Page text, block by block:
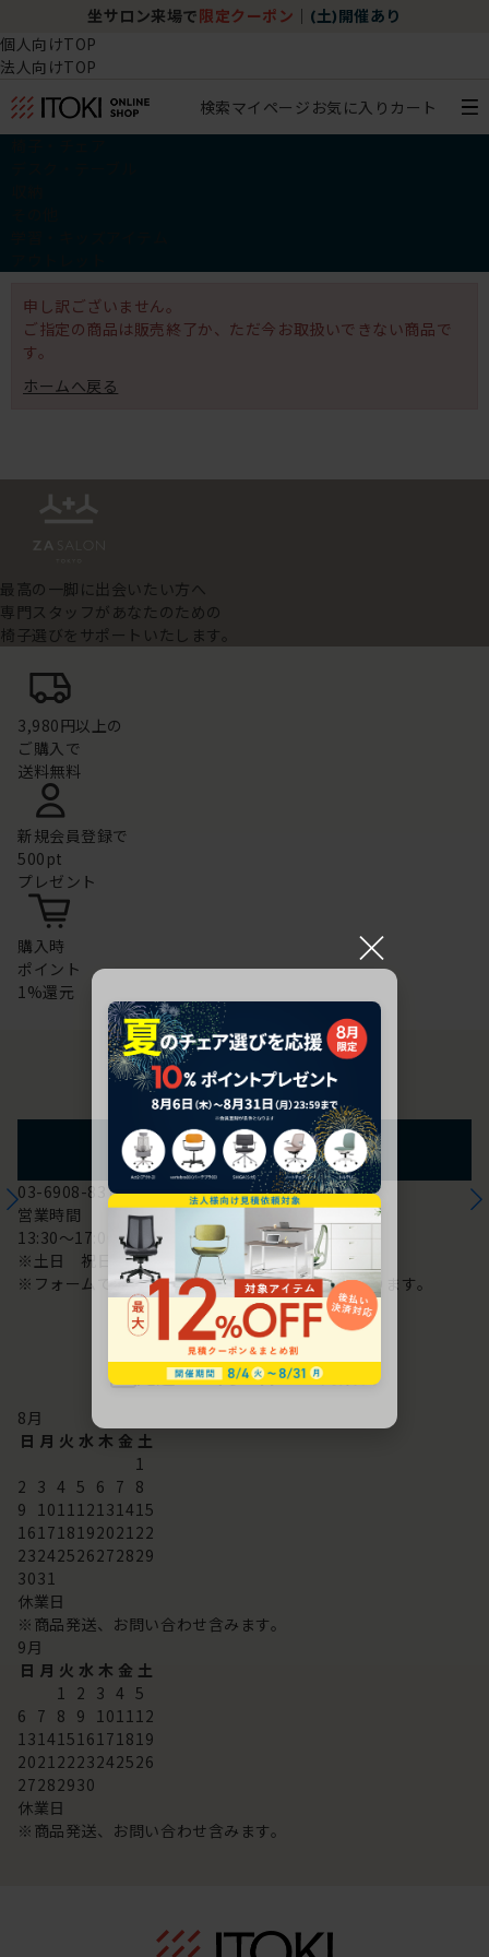
坐サロン来場で 限定クーポン (土)開催あり
個人向けTOP
法人向けTOP
検索マイページ お気に入り カート
申し訳ございません。
ご指定の商品は販売終了か、ただ今お取扱いできない商品で
す。
ホームへ戻る
最高の一脚に出会いたい方へ
専門スタッフがあなたのための
椅子選びをサポートいたします。
3,980円以上の
ご購入で
送料無料
新規会員登録で
500pt
プレゼント
購入時
ポイント
1%還元
お問い合わせ
フォームからのお問い合わせ
03-6908-8370
営業時間
13:30～17:00
※土日 祝日は休み
※フォームでのお問い合わせは24時間対応しております。
配送・お問い合わせ営業日
8月
日 月 火 水 木 金 土
1
2 3 4 5 6 7 8
9 101112131415
16171819202122
23242526272829
3031
休業日
※商品発送、お問い合わせ含みます。
9月
日 月 火 水 木 金 土
1 2 3 4 5
6 7 8 9 101112
13141516171819
20212223242526
27282930
休業日
※商品発送、お問い合わせ含みます。
×